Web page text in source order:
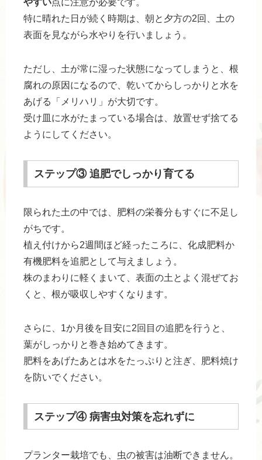
やすい点に注意が必要です。
特に晴れた日が続く時期は、朝と夕方の2回、土の
表面を見ながら水やりを行いましょう。
ただし、土が常に湿った状態になってしまうと、根
腐れの原因になるので、乾いてからしっかりと水を
あげる「メリハリ」が大切です。
受け皿に水がたまっている場合は、放置せず捨てる
ようにしてください。
ステップ③ 追肥でしっかり育てる
限られた土の中では、肥料の栄養分もすぐに不足し
がちです。
植え付けから2週間ほど経ったころに、化成肥料か
有機肥料を追肥として与えましょう。
株のまわりに軽くまいて、表面の土とよく混ぜてお
くと、根が吸収しやすくなります。
さらに、1か月後を目安に2回目の追肥を行うと、
葉がしっかりと巻き始めてきます。
肥料をあげたあとは水をたっぷりと注ぎ、肥料焼け
を防いでください。
ステップ④ 病害虫対策を忘れずに
プランター栽培でも、虫の被害は油断できません。